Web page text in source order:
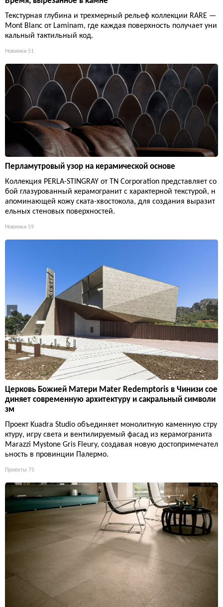
Текстурная глубина и трехмерный рельеф коллекции RARE —
Mont Blanc от Laminam, где каждая поверхность получает уни
кальный тактильный код.
Новинки 51
Перламутровый узор на керамической основе
Коллекция PERLA-STINGRAY от TN Corporation представляет со
бой глазурованный керамогранит с характерной текстурой, н
апоминающей кожу ската-хвостокола, для создания выразит
ельных стеновых поверхностей.
Новинки 59
Церковь Божией Матери Mater Redemptoris в Чинизи сое
диняет современную архитектуру и сакральный символи
зм
Проект Kuadra Studio объединяет монолитную каменную стру
ктуру, игру света и вентилируемый фасад из керамогранита
Marazzi Mystone Gris Fleury, создавая новую достопримечател
ьность в провинции Палермо.
Проекты 75